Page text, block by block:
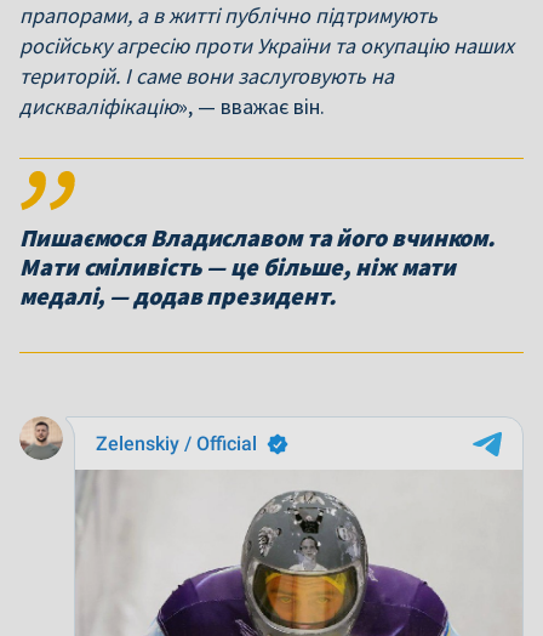
прапорами, а в житті публічно підтримують
російську агресію проти України та окупацію наших
територій. І саме вони заслуговують на
дискваліфікацію», — вважає він.
Пишаємося Владиславом та його вчинком.
Мати сміливість — це більше, ніж мати
медалі, — додав президент.